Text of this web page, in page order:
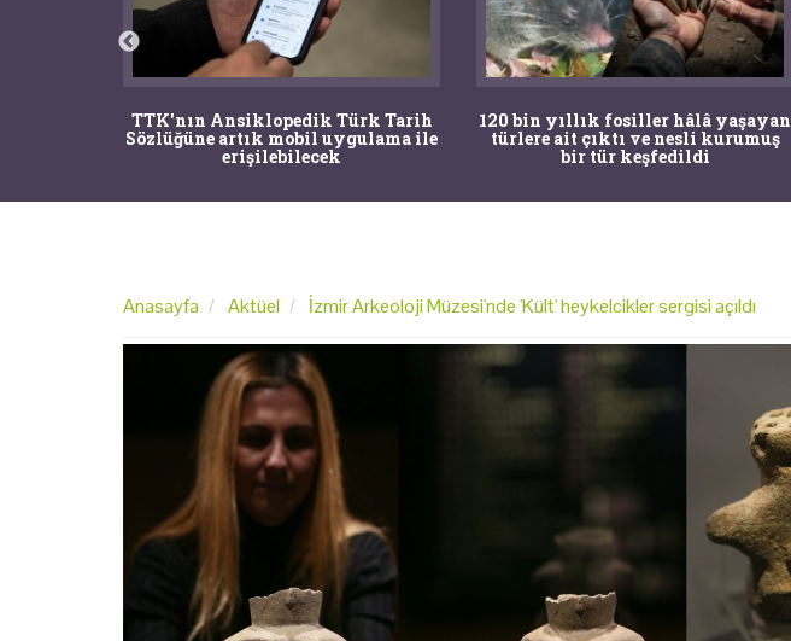
TTK'nın Ansiklopedik Türk Tarih
Sözlüğüne artık mobil uygulama ile
erişilebilecek
120 bin yıllık fosiller hâlâ yaşayan
türlere ait çıktı ve nesli kurumuş
bir tür keşfedildi
Anasayfa Aktüel İzmir Arkeoloji Müzesi'nde 'Kült' heykelcikler sergisi açıldı